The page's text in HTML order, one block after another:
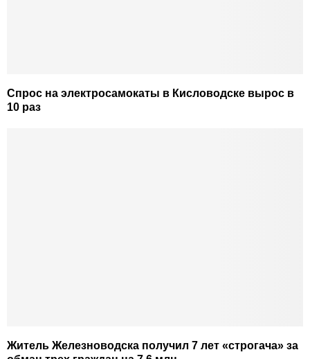
Спрос на электросамокаты в Кисловодске вырос в
10 раз
Житель Железноводска получил 7 лет «строгача» за